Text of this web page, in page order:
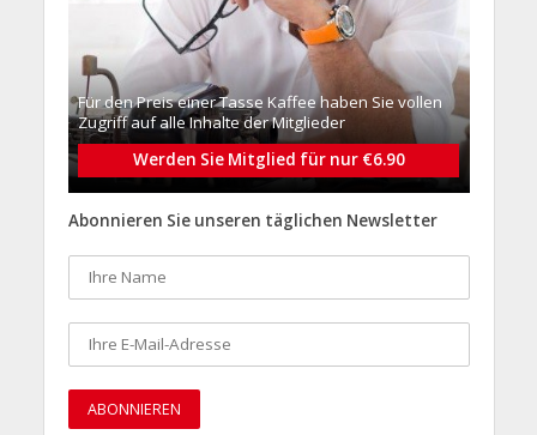
Für den Preis einer Tasse Kaffee haben Sie vollen
Zugriff auf alle Inhalte der Mitglieder
Werden Sie Mitglied für nur €6.90
Abonnieren Sie unseren täglichen Newsletter